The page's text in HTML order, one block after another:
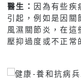
醫生： 因為有些疾
引起，例如是因關
風濕關節炎，在這
壓抑過度或不正常